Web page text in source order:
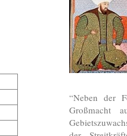
“Neben der
Großmacht